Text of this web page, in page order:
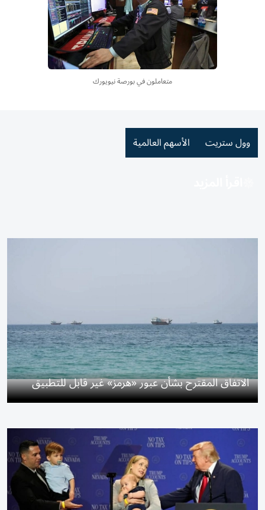
متعاملون في بورصة نيويورك
وول ستريت الأسهم العالمية
الاتفاق المقترح بشأن عبور «هرمز» غير قابل للتطبيق